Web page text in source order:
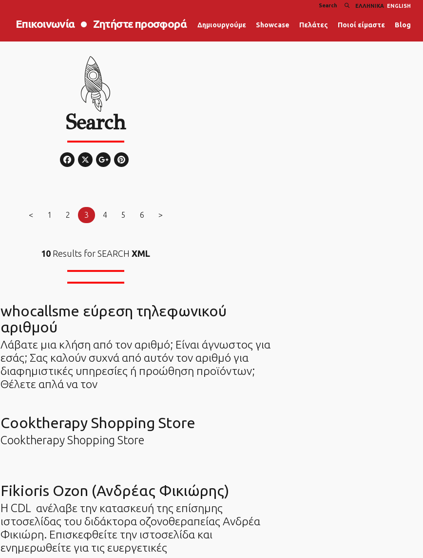
ΕΛΛΗΝΙΚΆ ENGLISH
Επικοινωνία Ζητήστε προσφορά Δημιουργούμε Showcase Πελάτες Ποιοί είμαστε Blog
Search
< 1 2 3 4 5 6 >
10 Results for SEARCH XML
whocallsme εύρεση τηλεφωνικού
αριθμού
Λάβατε μια κλήση από τον αριθμό; Είναι άγνωστος για
εσάς; Σας καλούν συχνά από αυτόν τον αριθμό για
διαφημιστικές υπηρεσίες ή προώθηση προϊόντων;
Θέλετε απλά να τον
Cooktherapy Shopping Store
Cooktherapy Shopping Store
Fikioris Ozon (Ανδρέας Φικιώρης)
H CDL ανέλαβε την κατασκευή της επίσημης
ιστοσελίδας του διδάκτορα οζονοθεραπείας Ανδρέα
Φικιώρη. Επισκεφθείτε την ιστοσελίδα και
ενημερωθείτε για τις ευεργετικές